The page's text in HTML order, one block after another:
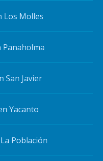
Los Molles
Panaholma
San Javier
Yacanto
Población